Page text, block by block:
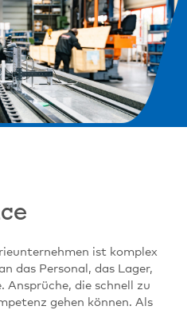
ist komplex
das Personal, das Lager,
Ansprüche, die schnell zu
gehen können. Als